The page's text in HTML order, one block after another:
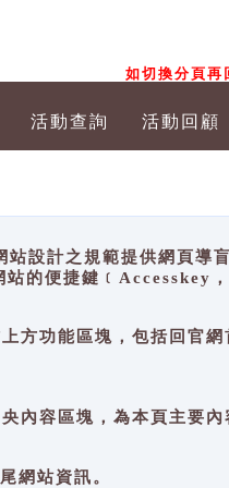
如切換分頁再
活動查詢 活動回顧
站設計之規範提供網頁
便捷鍵﹝Accesskey，
能區塊，包括回官網
容區塊，為本頁主要內
站資訊。